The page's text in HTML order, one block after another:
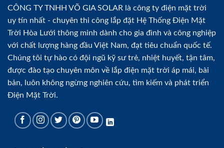
CÔNG TY TNHH VÕ GIA SOLAR là công ty điện mặt trời
uy tín nhất - chuyên thi công lắp đặt Hệ Thống Điện Mặt
Trời Hòa Lưới thông minh dành cho gia đình và công nghiệp
với chất lượng hàng đầu Việt Nam, đạt tiêu chuẩn quốc tế.
Chúng tôi tự hào có đội ngũ kỹ sư trẻ, nhiệt huyết, tận tâm,
được đào tạo chuyên môn về lắp điện mặt trời áp mái, bài
bản, luôn không ngừng nghiên cứu, tìm kiếm và phát triển
Điện Mặt Trời.